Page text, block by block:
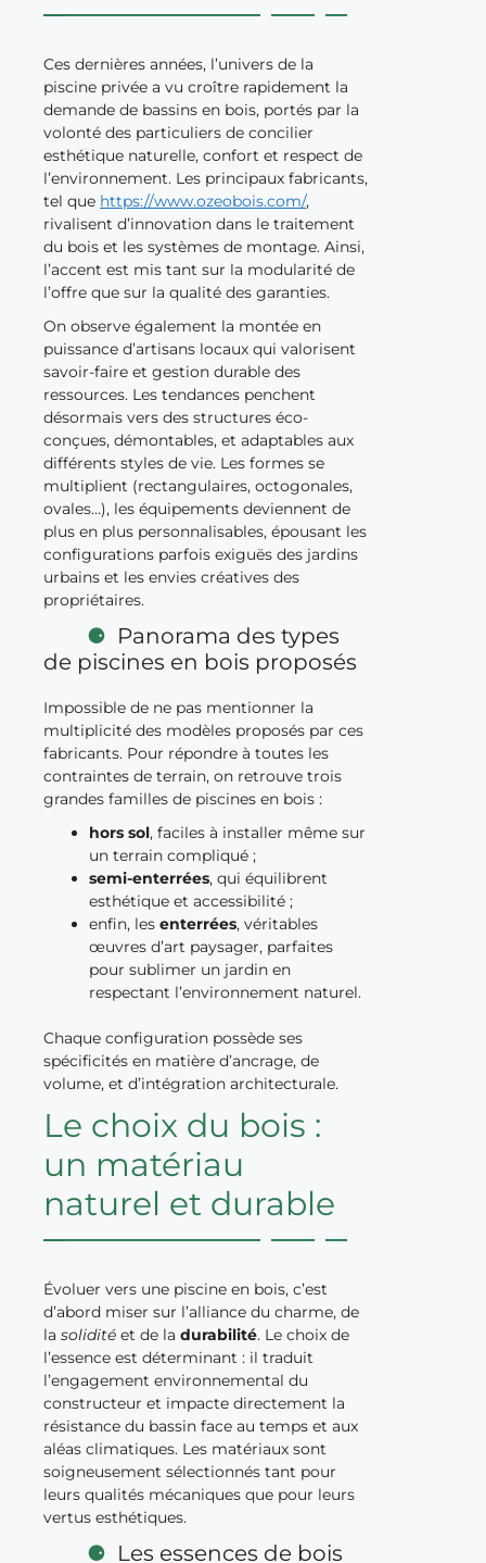
Ces dernières années, l’univers de la
piscine privée a vu croître rapidement la
demande de bassins en bois, portés par la
volonté des particuliers de concilier
esthétique naturelle, confort et respect de
l’environnement. Les principaux fabricants,
tel que https://www.ozeobois.com/,
rivalisent d’innovation dans le traitement
du bois et les systèmes de montage. Ainsi,
l’accent est mis tant sur la modularité de
l’offre que sur la qualité des garanties.
On observe également la montée en
puissance d’artisans locaux qui valorisent
savoir-faire et gestion durable des
ressources. Les tendances penchent
désormais vers des structures éco-
conçues, démontables, et adaptables aux
différents styles de vie. Les formes se
multiplient (rectangulaires, octogonales,
ovales…), les équipements deviennent de
plus en plus personnalisables, épousant les
configurations parfois exiguës des jardins
urbains et les envies créatives des
propriétaires.
Panorama des types
de piscines en bois proposés
Impossible de ne pas mentionner la
multiplicité des modèles proposés par ces
fabricants. Pour répondre à toutes les
contraintes de terrain, on retrouve trois
grandes familles de piscines en bois :
hors sol, faciles à installer même sur
un terrain compliqué ;
semi-enterrées, qui équilibrent
esthétique et accessibilité ;
enfin, les enterrées, véritables
œuvres d’art paysager, parfaites
pour sublimer un jardin en
respectant l’environnement naturel.
Chaque configuration possède ses
spécificités en matière d’ancrage, de
volume, et d’intégration architecturale.
Le choix du bois :
un matériau
naturel et durable
Évoluer vers une piscine en bois, c’est
d’abord miser sur l’alliance du charme, de
la solidité et de la durabilité. Le choix de
l’essence est déterminant : il traduit
l’engagement environnemental du
constructeur et impacte directement la
résistance du bassin face au temps et aux
aléas climatiques. Les matériaux sont
soigneusement sélectionnés tant pour
leurs qualités mécaniques que pour leurs
vertus esthétiques.
Les essences de bois